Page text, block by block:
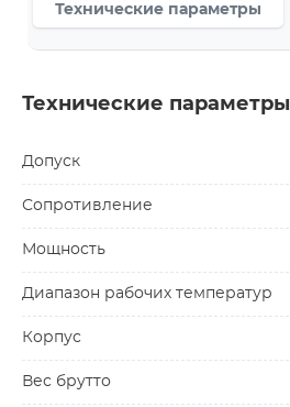
Технические параметры
Технические параметры
Допуск
Сопротивление
Мощность
Диапазон рабочих температур
Корпус
Вес брутто